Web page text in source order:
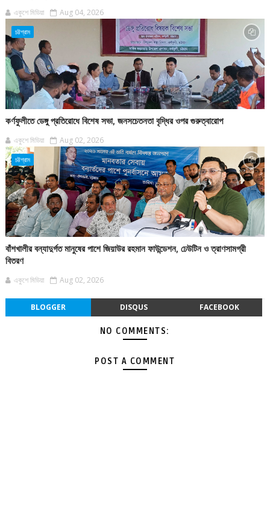
একুশে মিডিয়া Aug 04, 2026
চট্টগ্রাম
কর্ণফুলীতে ডেঙ্গু প্রতিরোধে বিশেষ সভা, জনসচেতনতা বৃদ্ধির ওপর গুরুত্বারোপ
একুশে মিডিয়া Aug 02, 2026
চট্টগ্রাম
বাঁশখালীর বন্যাদুর্গত মানুষের পাশে জিয়াউর রহমান ফাউন্ডেশন, ঢেউটিন ও ত্রাণসামগ্রী
বিতরণ
একুশে মিডিয়া Aug 02, 2026
BLOGGER DISQUS FACEBOOK
NO COMMENTS:
POST A COMMENT